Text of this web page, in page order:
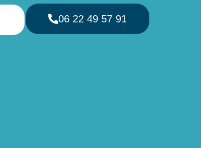
06 22 49 57 91